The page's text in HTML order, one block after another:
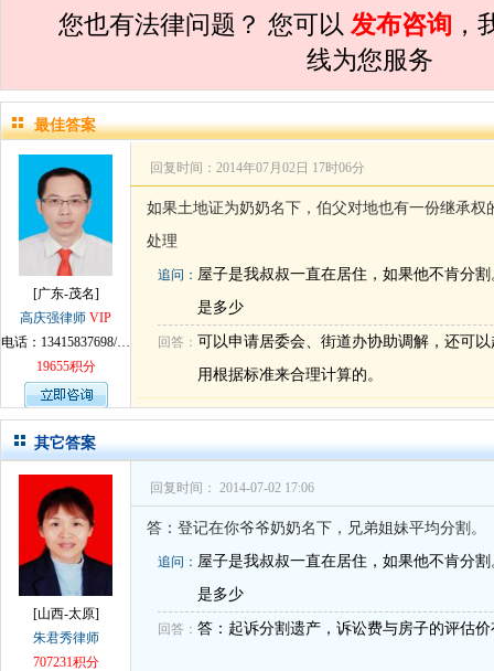
对将满19周岁，偷了一部
孙术校律师对在保定上班两年了，一
孙术校律师对你好，我2016年离的婚
孙术校律师 对房产交易问题的回复获
孙术校律师 对夫妻共同财产假如妻子
孙术校律师对民事诉讼法院指定的举
孙术校律师对律师您好。我是2018年
您也有法律问题？ 您可以 发布咨询 ，
线为您服务
最佳答案
[广东-茂名]
高庆强律师 VIP
电话：13415837698/18666832354
19655积分
回复时间：2014年07月02日 17时06分
如果土地证为奶奶名下，伯父对地也有一份继承
处理
追问： 屋子是我叔叔一直在居住，如果他不肯分
是多少
回答： 可以申请居委会、街道办协助调解，还可
用根据标准来合理计算的。
其它答案
[山西-太原]
朱君秀律师
707231积分
回复时间： 2014-07-02 17:06
答：登记在你爷爷奶奶名下，兄弟姐妹平均分割。
追问： 屋子是我叔叔一直在居住，如果他不肯分
是多少
回答： 答：起诉分割遗产，诉讼费与房子的评估